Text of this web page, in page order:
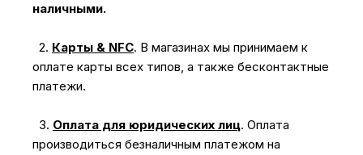
наличными.
2. Карты & NFC. В магазинах мы принимаем к
оплате карты всех типов, а также бесконтактные
платежи.
3. Оплата для юридических лиц. Оплата
производиться безналичным платежом на